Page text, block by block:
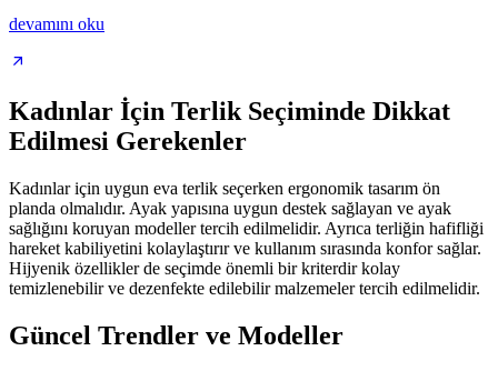
devamını oku
Kadınlar İçin Terlik Seçiminde Dikkat
Edilmesi Gerekenler
Kadınlar için uygun eva terlik seçerken ergonomik tasarım ön
planda olmalıdır. Ayak yapısına uygun destek sağlayan ve ayak
sağlığını koruyan modeller tercih edilmelidir. Ayrıca terliğin hafifliği
hareket kabiliyetini kolaylaştırır ve kullanım sırasında konfor sağlar.
Hijyenik özellikler de seçimde önemli bir kriterdir kolay
temizlenebilir ve dezenfekte edilebilir malzemeler tercih edilmelidir.
Güncel Trendler ve Modeller